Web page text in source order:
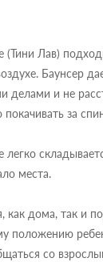
(Тини Лав)
Баунсер
делами и не
за
места.
как дома, так и
положению
со